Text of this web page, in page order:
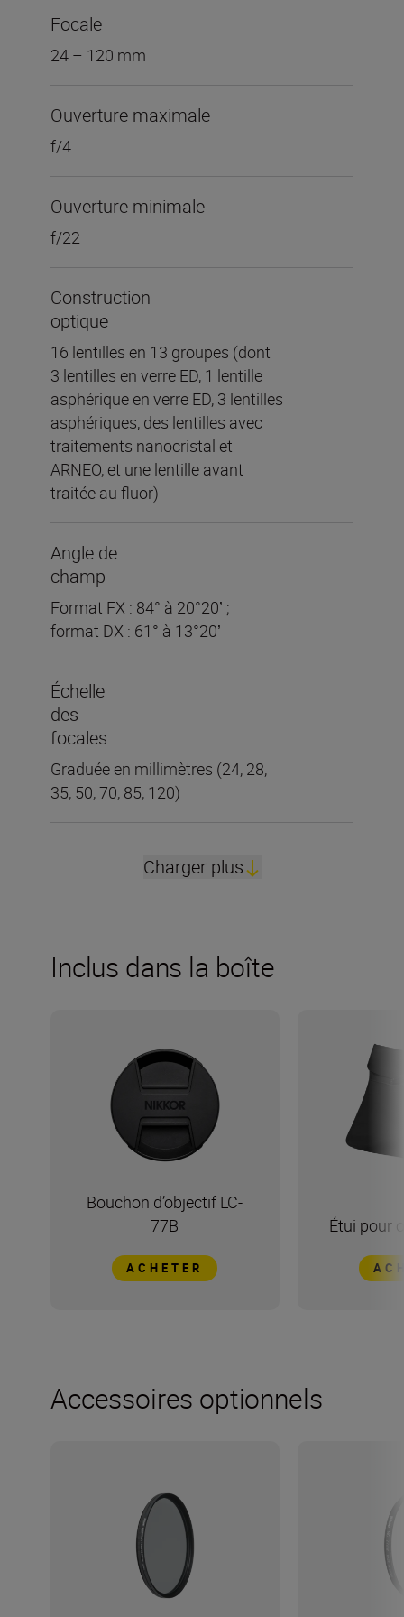
Focale
24 – 120 mm
Ouverture maximale
f/4
Ouverture minimale
f/22
Construction
optique
16 lentilles en 13 groupes (dont
3 lentilles en verre ED, 1 lentille
asphérique en verre ED, 3 lentilles
asphériques, des lentilles avec
traitements nanocristal et
ARNEO, et une lentille avant
traitée au fluor)
Angle de
champ
Format FX : 84° à 20°20ʼ ;
format DX : 61° à 13°20ʼ
Échelle
des
focales
Graduée en millimètres (24, 28,
35, 50, 70, 85, 120)
Charger plus
Inclus dans la boîte
Bouchon d’objectif LC-
77B
ACHETER
Étui pour
Accessoires optionnels